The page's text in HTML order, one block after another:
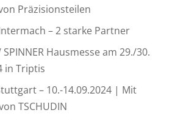
Präzisionsteilen
– 2 starke Partner
SPINNER Hausmesse am 29./30.
in Triptis
– 10.-14.09.2024 | Mit
TSCHUDIN